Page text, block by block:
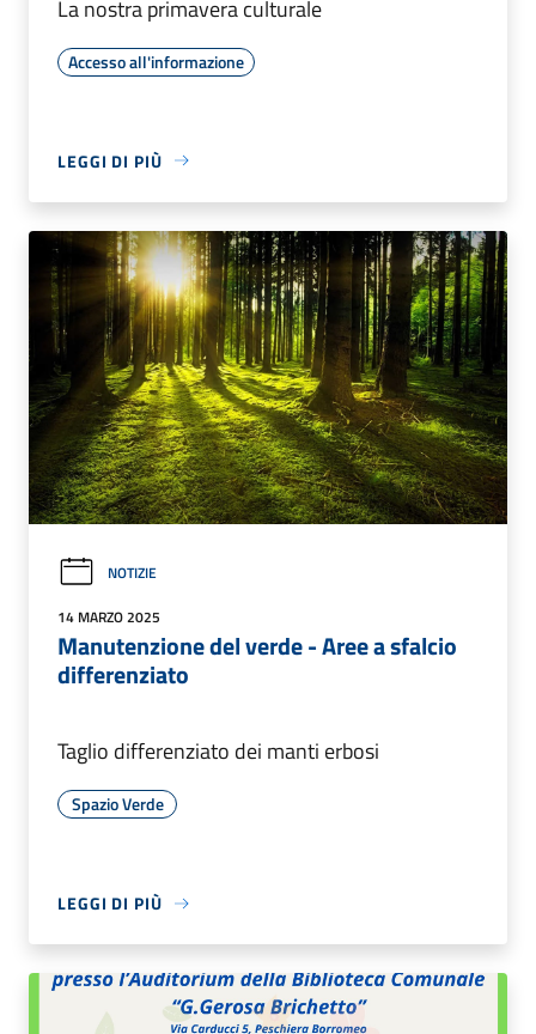
La nostra primavera culturale
Accesso all'informazione
LEGGI DI PIÙ
NOTIZIE
14 MARZO 2025
Manutenzione del verde - Aree a sfalcio
differenziato
Taglio differenziato dei manti erbosi
Spazio Verde
LEGGI DI PIÙ